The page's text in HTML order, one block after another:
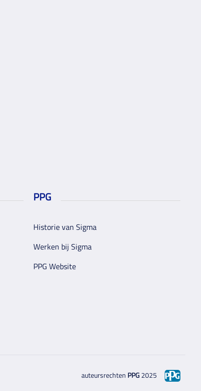
PPG
Historie van Sigma
Werken bij Sigma
PPG Website
auteursrechten PPG2025